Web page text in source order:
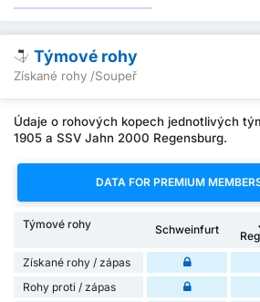
Týmové rohy
Získané rohy /Soupeř
Údaje o rohových kopech jednotlivých
1905 a SSV Jahn 2000 Regensburg.
DATA FOR PREMIUM
Týmové rohy Schweinfurt
Získané rohy / zápas
Rohy proti / zápas